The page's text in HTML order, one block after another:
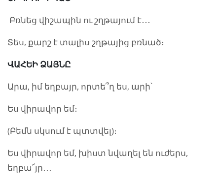
Բռնեց վիշապին ու շղթայում է․․․
Տես, քարշ է տալիս շղթայից բռնած։
ՎԱՀԵԻ ՁԱՅՆԸ
Արա, իմ եղբայր, որտե՞ղ ես, արի՝
Ես վիրավոր եմ։
(Բեմն սկսում է պտտվել)։
Ես վիրավոր եմ, խիստ նվաղել են ուժերս,
եղբա՜յր․․․